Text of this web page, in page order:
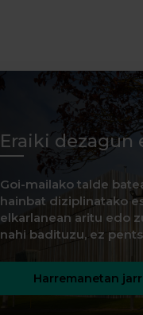
Eraiki dezagun
Goi-mailako talde
hainbat diziplinatako
elkarlanean aritu edo
nahi badituzu, ez
Harremanetan